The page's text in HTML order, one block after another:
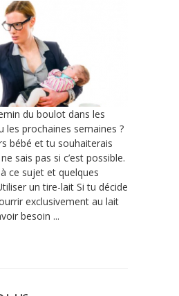
du boulot dans les
les prochaines semaines ?
bébé et tu souhaiterais
sais pas si c’est possible.
ce sujet et quelques
un tire-lait Si tu décide
exclusivement au lait
besoin ...